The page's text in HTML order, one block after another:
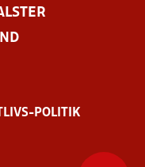
POLITIK